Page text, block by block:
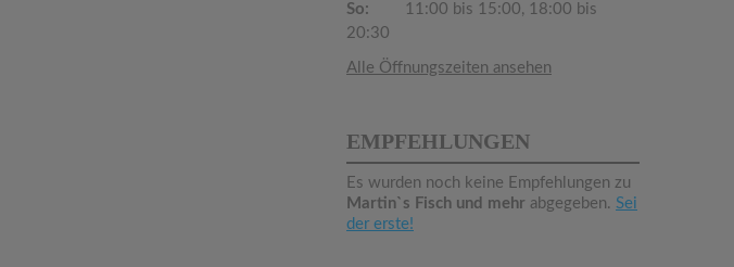
So:
11:00 bis 15:00, 18:00 bis
20:30
Alle Öffnungszeiten ansehen
EMPFEHLUNGEN
Es wurden noch keine Empfehlungen zu
Martin`s Fisch und mehr abgegeben. Sei
der erste!